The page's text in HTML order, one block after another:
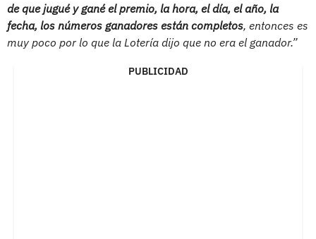
de que jugué y gané el premio, la hora, el día, el año, la
fecha, los números ganadores están completos, entonces es
muy poco por lo que la Lotería dijo que no era el ganador.”
PUBLICIDAD